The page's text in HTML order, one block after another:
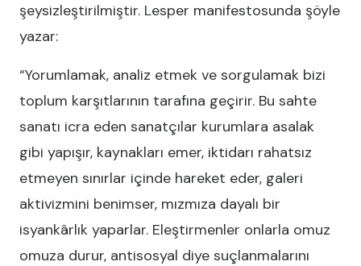
şeysizleştirilmiştir. Lesper manifestosunda şöyle
yazar:
“Yorumlamak, analiz etmek ve sorgulamak bizi
toplum karşıtlarının tarafına geçirir. Bu sahte
sanatı icra eden sanatçılar kurumlara asalak
gibi yapışır, kaynakları emer, iktidarı rahatsız
etmeyen sınırlar içinde hareket eder, galeri
aktivizmini benimser, mızmıza dayalı bir
isyankârlık yaparlar. Eleştirmenler onlarla omuz
omuza durur, antisosyal diye suçlanmalarını